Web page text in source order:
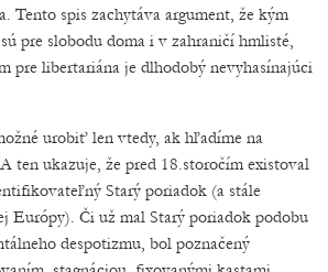
Tento spis zachytáva argument, že kým
pre slobodu doma i v zahraničí hmlisté,
pre libertariána je dlhodobý nevyhasínajúci
urobiť len vtedy, ak hľadíme na
ten ukazuje, že pred 18.storočím existoval
Starý poriadok (a stále
Európy). Či už mal Starý poriadok podobu
despotizmu, bol poznačený